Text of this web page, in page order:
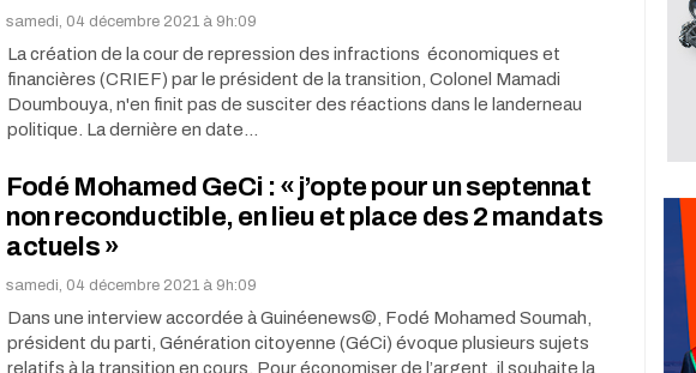
samedi, 04 décembre 2021 à 9h:09
La création de la cour de repression des infractions économiques et
financières (CRIEF) par le président de la transition, Colonel Mamadi
Doumbouya, n'en finit pas de susciter des réactions dans le landerneau
politique. La dernière en date…
Fodé Mohamed GeCi : « j’opte pour un septennat
non reconductible, en lieu et place des 2 mandats
actuels »
samedi, 04 décembre 2021 à 9h:09
Dans une interview accordée à Guinéenews©, Fodé Mohamed Soumah,
président du parti, Génération citoyenne (GéCi) évoque plusieurs sujets
relatifs à la transition en cours. Pour économiser de l’argent, il souhaite la